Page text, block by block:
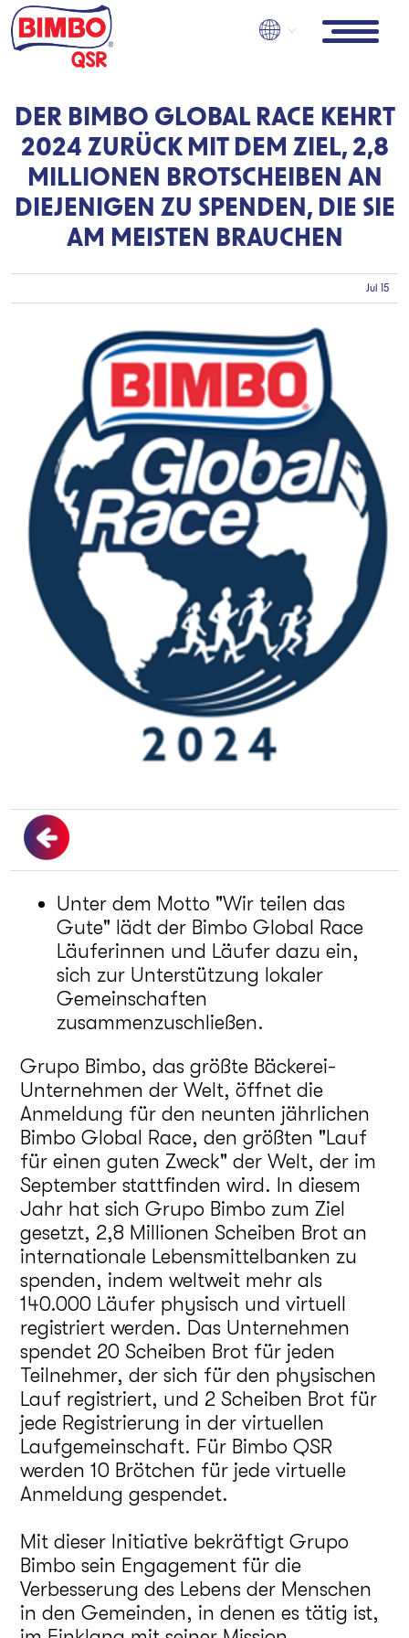
Skip
to
main
DER BIMBO GLOBAL RACE KEHRT
2024 ZURÜCK MIT DEM ZIEL, 2,8
MILLIONEN BROTSCHEIBEN AN
DIEJENIGEN ZU SPENDEN, DIE SIE
AM MEISTEN BRAUCHEN
Jul 15
Unter dem Motto "Wir teilen das
Gute" lädt der Bimbo Global Race
Läuferinnen und Läufer dazu ein,
sich zur Unterstützung lokaler
Gemeinschaften
zusammenzuschließen.
Grupo Bimbo, das größte Bäckerei-
Unternehmen der Welt, öffnet die
Anmeldung für den neunten jährlichen
Bimbo Global Race, den größten "Lauf
für einen guten Zweck" der Welt, der im
September stattfinden wird. In diesem
Jahr hat sich Grupo Bimbo zum Ziel
gesetzt, 2,8 Millionen Scheiben Brot an
internationale Lebensmittelbanken zu
spenden, indem weltweit mehr als
140.000 Läufer physisch und virtuell
registriert werden. Das Unternehmen
spendet 20 Scheiben Brot für jeden
Teilnehmer, der sich für den physischen
Lauf registriert, und 2 Scheiben Brot für
jede Registrierung in der virtuellen
Laufgemeinschaft. Für Bimbo QSR
werden 10 Brötchen für jede virtuelle
Anmeldung gespendet.
Mit dieser Initiative bekräftigt Grupo
Bimbo sein Engagement für die
Verbesserung des Lebens der Menschen
in den Gemeinden, in denen es tätig ist,